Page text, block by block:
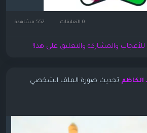
0 التعليقات
والمشاركة والتعليق على هذا!
الكاظم تحديث صورة الملف الشخصي